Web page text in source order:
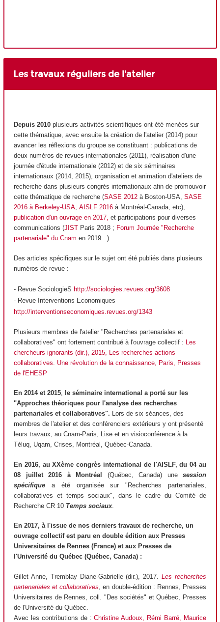
Les travaux réguliers de l'atelier
Depuis 2010 plusieurs activités scientifiques ont été menées sur
cette thématique, avec ensuite la création de l'atelier (2014) pour
avancer les réflexions du groupe se constituant : publications de
deux numéros de revues internationales (2011), réalisation d'une
journée d'étude internationale (2012) et de six séminaires
internationaux (2014, 2015), organisation et animation d'ateliers de
recherche dans plusieurs congrès internationaux afin de promouvoir
cette thématique de recherche (SASE 2012 à Boston-USA, SASE
2016 à Berkeley-USA, AISLF 2016 à Montréal-Canada, etc),
publication d'un ouvrage en 2017, et participations pour diverses
communications (JIST Paris 2018 ; Forum Journée "Recherche
partenariale" du Cnam en 2019...).
Des articles spécifiques sur le sujet ont été publiés dans plusieurs
numéros de revue :
- Revue SociologieS http://sociologies.revues.org/3608
- Revue Interventions Economiques
http://interventionseconomiques.revues.org/1343
Plusieurs membres de l'atelier "Recherches partenariales et
collaboratives" ont fortement contribué à l'ouvrage collectif : Les
chercheurs ignorants (dir.), 2015, Les recherches-actions
collaboratives. Une révolution de la connaissance, Paris, Presses
de l'EHESP
En 2014 et 2015, le séminaire international a porté sur les
"Approches théoriques pour l'analyse des recherches
partenariales et collaboratives". Lors de six séances, des
membres de l'atelier et des conférenciers extérieurs y ont présenté
leurs travaux, au Cnam-Paris, Lise et en visioconférence à la
Téluq, Uqam, Crises, Montréal, Québec-Canada.
En 2016, au XXème congrès international de l'AISLF, du 04 au
08 juillet 2016 à Montréal (Québec, Canada) une session
spécifique a été organisée sur "Recherches partenariales,
collaboratives et temps sociaux", dans le cadre du Comité de
Recherche CR 10 Temps sociaux.
En 2017, à l'issue de nos derniers travaux de recherche, un
ouvrage collectif est paru en double édition aux Presses
Universitaires de Rennes (France) et aux Presses de
l'Université du Québec (Québec, Canada) :
Gillet Anne, Tremblay Diane-Gabrielle (dir.), 2017.
Les recherches
partenariales et collaboratives , en double-édition : Rennes, Presses
Universitaires de Rennes, coll. "Des sociétés" et Québec, Presses
de l'Université du Québec.
Avec les contributions de :Christine Audoux, Rémi Barré, Maurice